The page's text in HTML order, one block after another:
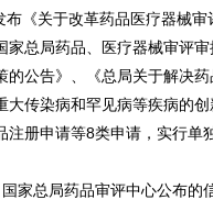
关于改革药品医疗器械审
家总局药品、医疗器械审评
的公告》、《总局关于解决
大传染病和罕见病等疾病的
注册申请等8类申请，实行
总局药品审评中心公布的